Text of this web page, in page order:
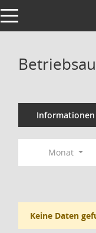
Toggle navigation
Informationen
Monat
Keine Daten